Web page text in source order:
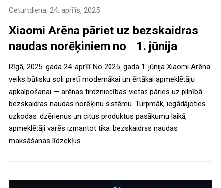
Ceturtdiena, 24. aprīlis, 2025
Xiaomi Arēna pāriet uz bezskaidras
naudas norēķiniem no 1. jūnija
Rīgā, 2025. gada 24. aprīlī No 2025. gada 1. jūnija Xiaomi Arēna
veiks būtisku soli pretī modernākai un ērtākai apmeklētāju
apkalpošanai — arēnas tirdzniecības vietas pāries uz pilnībā
bezskaidras naudas norēķinu sistēmu. Turpmāk, iegādājoties
uzkodas, dzērienus un citus produktus pasākumu laikā,
apmeklētāji varēs izmantot tikai bezskaidras naudas
maksāšanas līdzekļus.